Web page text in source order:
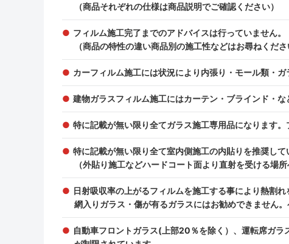
（商品それぞれの仕様は商品説明でご確認ください）
フィルム施工完了までのアドバイスは行っていません。
（商品の特性の違い商品別の施工性などはお尋ねくださ
カーフィルム施工には状況により内張り・モール類・
建物ガラスフィルム施工にはカーテン・ブラインド・
特に記載が無い限り全てガラス施工専用品になります
特に記載が無い限り全て室内側施工の内貼りを推奨して
（外貼り施工などハードコート面より直射を受ける場
日射吸収率の上がるフィルムを施工する事により熱割
網入りガラス・傷が有るガラスにはお勧めできません
自動車フロントガラス(上部20％を除く）、運転席ガ